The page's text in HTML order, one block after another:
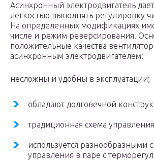
Асинхронный электродвигатель
легкостью выполнять регулировку
На определенных модификациях
числе и режим реверсирования.
положительные качества
асинхронным электродвигателем:
несложны и удобны в эксплуатации;
обладают долговечной
традиционная схема
используется разнообразными
управления в паре с